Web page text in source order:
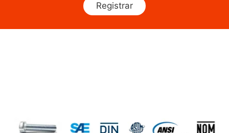
Registrar